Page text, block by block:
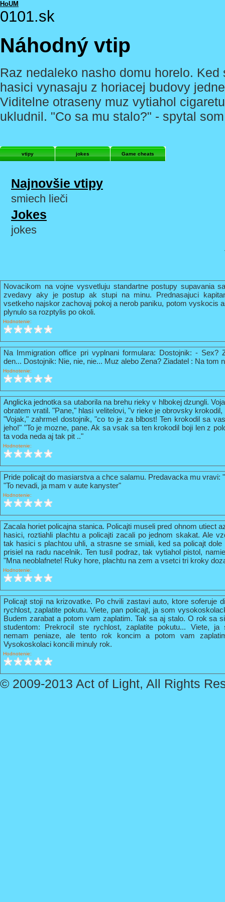
HoUM
0101.sk
Náhodný vtip
Raz nedaleko nasho domu horelo.
hasici vynasaju z horiacej budovy
Viditelne otraseny muz vytiahol
ukludnil. "Co sa mu stalo?" - spytal
vtipy jokes Game cheats
Najnovšie vtipy
smiech lieči
Jokes
jokes
Novacikom na vojne vysvetluju standartne postupy supavania
zvedavy aky je postup ak stupi na minu. Prednasajuci
vsetkeho najskor zachovaj pokoj a nerob paniku, potom vyskocis
plynulo sa rozptylis po okoli.
Hodnotenie:
Na Immigration office pri vyplnani formulara: Dostojnik: - Sex?
den... Dostojnik: Nie, nie, nie... Muz alebo Zena? Ziadatel : Na tom
Hodnotenie:
Anglicka jednotka sa utaborila na brehu rieky v hlbokej dzungli.
obratem vratil. "Pane," hlasi velitelovi, "v rieke je obrovsky
"Vojak," zahrmel dostojnik, "co to je za blbost! Ten krokodil sa
jeho!" "To je mozne, pane. Ak sa vsak sa ten krokodil boji len z
ta voda neda aj tak pit .."
Hodnotenie:
Pride policajt do masiarstva a chce salamu. Predavacka mu vravi:
"To nevadi, ja mam v aute kanyster"
Hodnotenie:
Zacala horiet policajna stanica. Policajti museli pred ohnom utiect
hasici, roztiahli plachtu a policajti zacali po jednom skakat. Ale
tak hasici s plachtou uhli, a strasne se smiali, ked sa policajt
prisiel na radu nacelnik. Ten tusil podraz, tak vytiahol pistol,
"Mna neoblafnete! Ruky hore, plachtu na zem a vsetci tri kroky
Hodnotenie:
Policajt stoji na krizovatke. Po chvili zastavi auto, ktore soferuje
rychlost, zaplatite pokutu. Viete, pan policajt, ja som
Budem zarabat a potom vam zaplatim. Tak sa aj stalo. O rok sa
studentom: Prekrocil ste rychlost, zaplatite pokutu... Viete,
nemam peniaze, ale tento rok koncim a potom vam
Vysokoskolaci koncili minuly rok.
Hodnotenie:
© 2009-2013 Act of Light, All Rights